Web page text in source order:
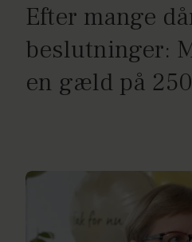
Efter mange
beslutninger:
en gæld på